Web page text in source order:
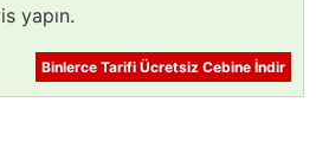
yapın.
Binlerce Tarifi Ücretsiz Cebine İndir